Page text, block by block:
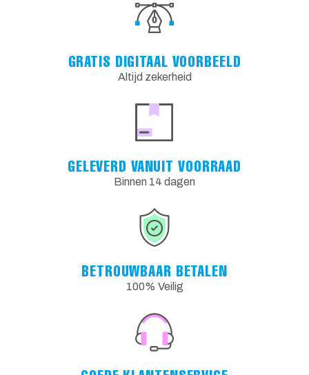
GRATIS DIGITAAL VOORBEELD
Altijd zekerheid
GELEVERD VANUIT VOORRAAD
Binnen 14 dagen
BETROUWBAAR BETALEN
100% Veilig